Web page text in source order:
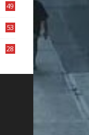
49
53
28